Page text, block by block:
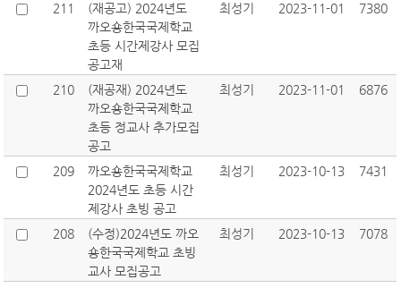
211
(재공고) 2024년도
까오숑한국국제학교
초등 시간제강사 모집
공고재
최성기 2023-11-01 7380
210
(재공재) 2024년도
까오숑한국국제학교
초등 정교사 추가모집
공고
최성기 2023-11-01 6876
209
까오숑한국국제학교
2024년도 초등 시간
제강사 초빙 공고
최성기 2023-10-13 7431
208
(수정)2024년도 까오
숑한국국제학교 초빙
교사 모집공고
최성기 2023-10-13 7078